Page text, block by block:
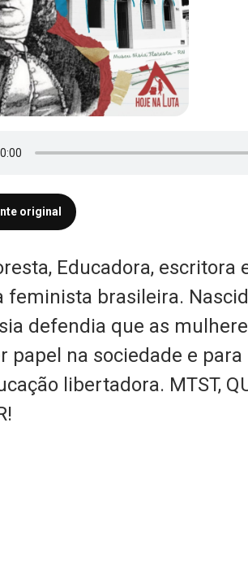
original
Educadora, escritora
feminista brasileira.
defendia que as
papel na sociedade e
libertadora. MTST,